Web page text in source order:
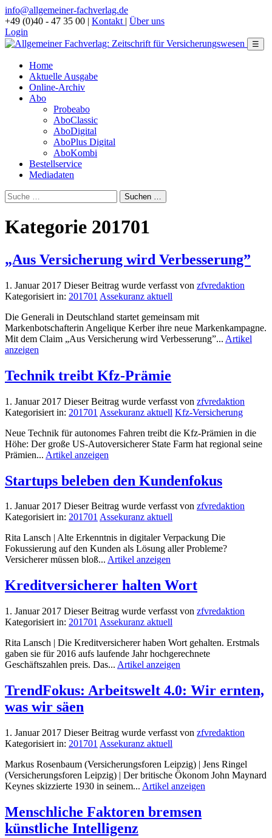
info@allgemeiner-fachverlag.de
+49 (0)40 - 47 35 00 | Kontakt | Über uns
Login
☰
Home
Aktuelle Ausgabe
Online-Archiv
Abo
Probeabo
AboClassic
AboDigital
AboPlus Digital
AboKombi
Bestellservice
Mediadaten
Kategorie 201701
„Aus Versicherung wird Verbesserung”
1. Januar 2017 Dieser Beitrag wurde verfasst von zfvredaktion
Kategorisiert in: 201701 Assekuranz aktuell
Die Generali in Deutschland startet gemeinsam mit
Markenbotschafterin Angelique Kerber ihre neue Markenkampagne.
Mit dem Claim „Aus Versicherung wird Verbesserung”... Artikel
anzeigen
Technik treibt Kfz-Prämie
1. Januar 2017 Dieser Beitrag wurde verfasst von zfvredaktion
Kategorisiert in: 201701 Assekuranz aktuell Kfz-Versicherung
Neue Technik für autonomes Fahren treibt die Kfz-Prämien in die
Höhe: Der große US-Autoversicherer State Farm hat regional seine
Prämien... Artikel anzeigen
Startups beleben den Kundenfokus
1. Januar 2017 Dieser Beitrag wurde verfasst von zfvredaktion
Kategorisiert in: 201701 Assekuranz aktuell
Rita Lansch | Alte Erkenntnis in digitaler Verpackung Die
Fokussierung auf den Kunden als Lösung aller Probleme?
Versicherer müssen bloß... Artikel anzeigen
Kreditversicherer halten Wort
1. Januar 2017 Dieser Beitrag wurde verfasst von zfvredaktion
Kategorisiert in: 201701 Assekuranz aktuell
Rita Lansch | Die Kreditversicherer haben Wort gehalten. Erstmals
gaben sie für 2016 aufs laufende Jahr hochgerechnete
Geschäftszahlen preis. Das... Artikel anzeigen
TrendFokus: Arbeitswelt 4.0: Wir ernten,
was wir säen
1. Januar 2017 Dieser Beitrag wurde verfasst von zfvredaktion
Kategorisiert in: 201701 Assekuranz aktuell
Markus Rosenbaum (Versicherungsforen Leipzig) | Jens Ringel
(Versicherungsforen Leipzig) | Der britische Ökonom John Maynard
Keynes skizzierte 1930 in seinem... Artikel anzeigen
Menschliche Faktoren bremsen
künstliche Intelligenz